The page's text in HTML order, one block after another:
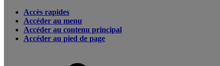
Accès rapides
Accéder au menu
Accéder au contenu principal
Accéder au pied de page